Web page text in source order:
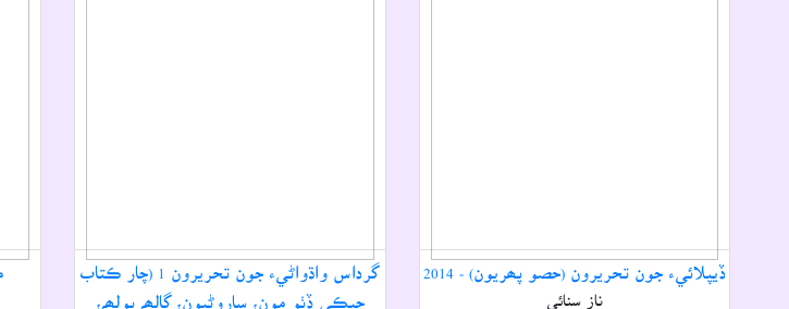
گرداس واڌواڻيء جون تحريرون 1 (چار ڪتاب
جيڪي ڏٺو مون، ساروڻيون، ڳالھہ ٻولھہ،
ڏيپلائيء جون تحريرون (حصو پھريون) - 2014
ناز سنائي